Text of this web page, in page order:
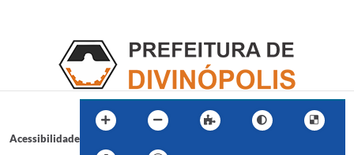
Acessibilidade